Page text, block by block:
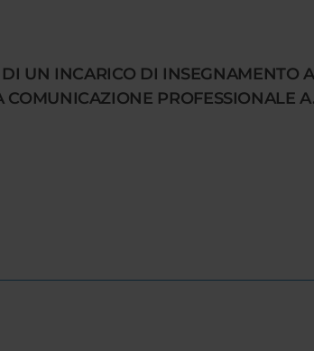
UN INCARICO DI INSEGNAMENTO
PROFESSIONALE